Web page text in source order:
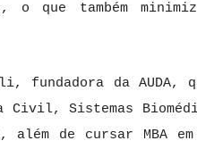
o que também
fundadora da AUDA,
Civil, Sistemas
além de cursar MBA